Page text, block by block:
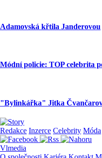
Adamovská křtila Janderovou
Módní policie: TOP celebrita
"Bylinkářka" Jitka
Redakce Inzerce Celebrity Móda
Vlmedia